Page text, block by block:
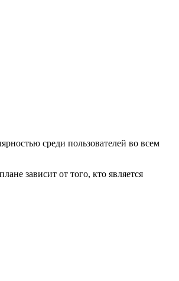
среди пользователей во всем
зависит от того, кто является